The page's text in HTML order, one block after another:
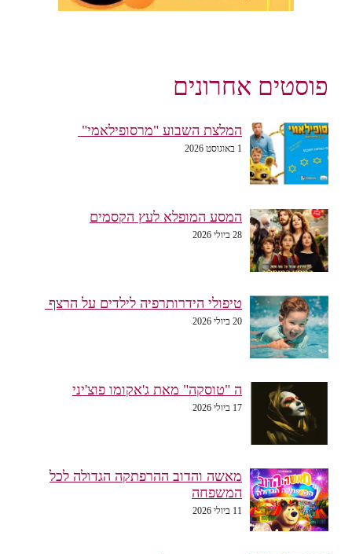
פוסטים אחרונים
המלצת השבוע "מרסופילאמי"
1 באוגוסט 2026
המסע המופלא לעץ הקסמים
28 ביולי 2026
טיפולי הידרותרפיה לילדים על הרצף
20 ביולי 2026
ה "טוסקה" מאת ג'אקומו פוצ'יני
17 ביולי 2026
מאשה והדוב ההרפתקה הגדולה לכל
המשפחה
11 ביולי 2026